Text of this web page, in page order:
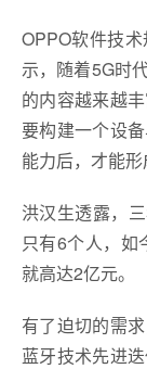
OPPO软件技
示，随着5G时
的内容越来越
要构建一个设
能力后，才能形
洪汉生透露，
只有6个人，如
就高达2亿元。
有了迫切的需
蓝牙技术先进